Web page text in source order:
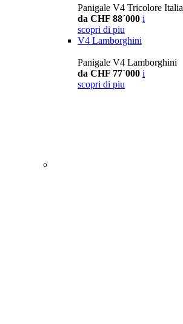
Panigale V4 Tricolore Italia
da CHF 88´000 i
scopri di piu
V4 Lamborghini
Panigale V4 Lamborghini
da CHF 77´000 i
scopri di piu